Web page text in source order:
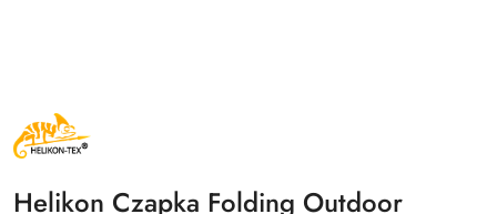
NAZWA
PRODUCENTA:
HELIKON
Helikon Czapka Folding Outdoor